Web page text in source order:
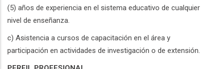
(5) años de experiencia en el sistema educativo de cualquier
nivel de enseñanza.
c) Asistencia a cursos de capacitación en el área y
participación en actividades de investigación o de extensión.